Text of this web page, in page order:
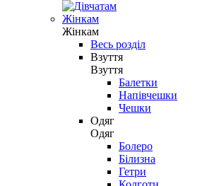
Жінкам
Жінкам
Весь розділ
Взуття
Взуття
Балетки
Напівчешки
Чешки
Одяг
Одяг
Болеро
Білизна
Гетри